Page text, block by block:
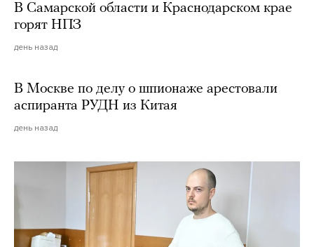
В Самарской области и Краснодарском крае
горят НПЗ
день назад
В Москве по делу о шпионаже арестовали
аспиранта РУДН из Китая
день назад